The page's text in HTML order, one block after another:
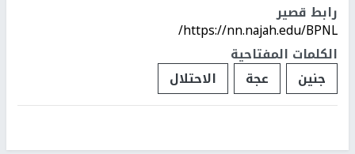
رابط قصير
https://nn.najah.edu/BPNL/
الكلمات المفتاحية
جنين
عجة الاحتلال